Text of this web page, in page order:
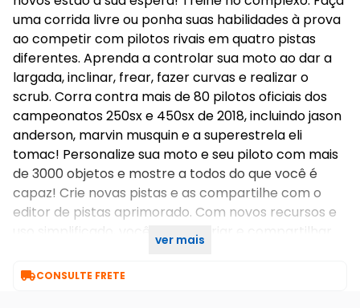
uma corrida livre ou ponha suas habilidades à prova
ao competir com pilotos rivais em quatro pistas
diferentes. Aprenda a controlar sua moto ao dar a
largada, inclinar, frear, fazer curvas e realizar o
scrub. Corra contra mais de 80 pilotos oficiais dos
campeonatos 250sx e 450sx de 2018, incluindo jason
anderson, marvin musquin e a superestrela eli
tomac! Personalize sua moto e seu piloto com mais
de 3000 objetos e mostre a todos do que você é
capaz! Crie novas pistas e as compartilhe com o
editor de pistas aprimorado. Com novos recursos e
uso simplificado, você poderá criar e compartilhar
ver mais
CONSULTE FRETE